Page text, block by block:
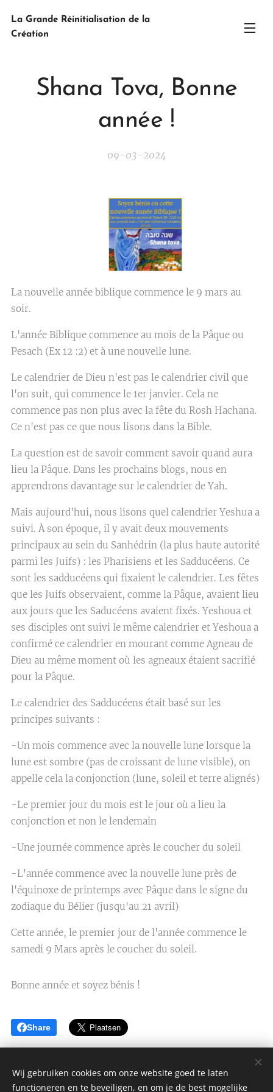
La Grande Réinitialisation de la
Création
Shana Tova, Bonne
année !
09-03-2024
La nouvelle année biblique commence le 9 mars au
soir.
L'année Biblique commence au mois de la Pâque ou
Pesach (Ex 12 :2) et à une nouvelle lune.
Le calendrier de Dieu n'est pas le calendrier civil que
l'on suit, qui commence le 1er janvier. Cela ne
commence pas non plus avec la fête du Rosh Hachana.
Ce n'est pas ce que nous lisons dans la Bible.
La question est de savoir comment savoir quand aura
lieu la Pâque. Dans les prochains blogs, nous en
apprendrons davantage sur le calendrier de Yah.
Mais aujourd'hui, nous lisons quel calendrier Yeshua a
suivi. À son époque, il y avait deux mouvements
principaux au sein du Sanhédrin (la plus haute autorité
parmi les Juifs) : les Pharisiens et les Sadducéens. Ce
sont les sadducéens qui fixaient le calendrier. Les fêtes
que les Juifs observaient, comme la Pâque, avaient lieu
aux jours que les Saducéens avaient fixés. Yeshoua et
ses disciples ont suivi le même calendrier et Yeshoua a
confirmé ce calendrier en mourant comme Agneau de
Dieu au même moment où les agneaux étaient sacrifié
pour la Pâque.
Le calendrier des Sadducéens était basé sur les
principes suivants :
-Un mois commence avec la nouvelle lune lorsque la
lune est sombre (pas de croissant de lune visible), on
appelle cela la conjonction (lune, soleil et terre alignés)
-Le premier jour du mois est le jour où a lieu la
conjonction et non le lendemain
-Une journée commence après le coucher du soleil
-L'année commence avec la nouvelle lune près de
l'équinoxe de printemps avec Pâque dans le signe du
zodiaque du Bélier (jusqu'au 21 avril)
Cette année, le premier jour de l'année commence le
samedi 9 Mars après le coucher du soleil.
Bonne année et soyez bénis !
Share
Wij gebruiken cookies om onze website goed te laten
functioneren en te beveiligen, en om je de best mogelijke